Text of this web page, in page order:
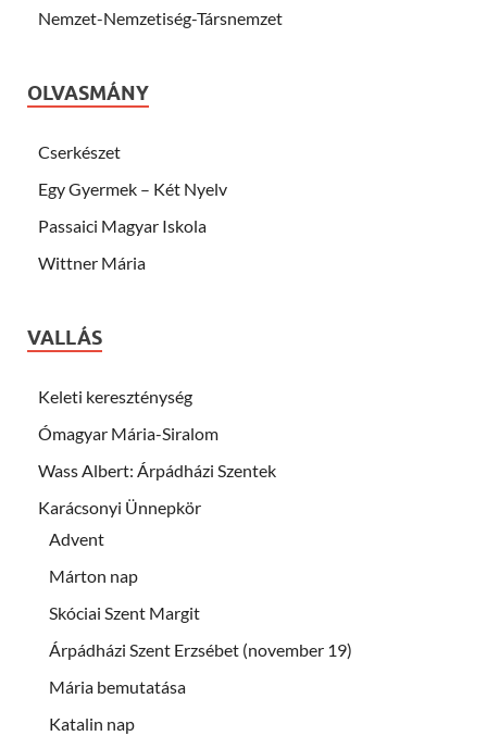
Nemzet-Nemzetiség-Társnemzet
OLVASMÁNY
Cserkészet
Egy Gyermek – Két Nyelv
Passaici Magyar Iskola
Wittner Mária
VALLÁS
Keleti kereszténység
Ómagyar Mária-Siralom
Wass Albert: Árpádházi Szentek
Karácsonyi Ünnepkör
Advent
Márton nap
Skóciai Szent Margit
Árpádházi Szent Erzsébet (november 19)
Mária bemutatása
Katalin nap